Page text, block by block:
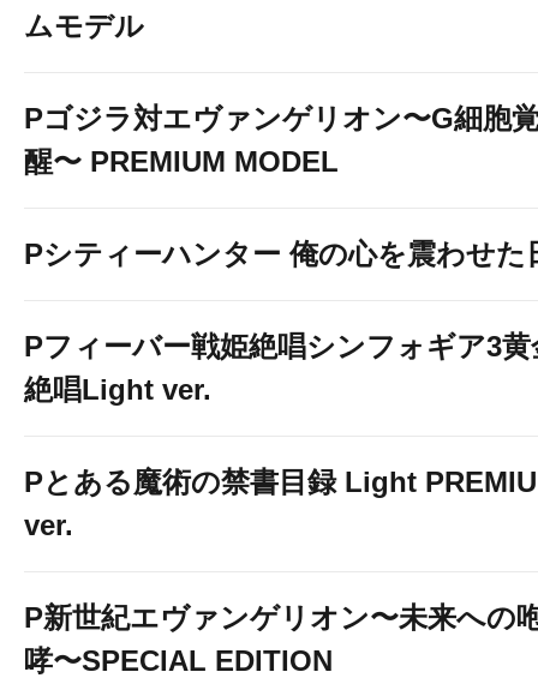
ポチッとね♪
ムモデル
Pゴジラ対エヴァンゲリオン〜G細胞
醒〜 PREMIUM MODEL
Pシティーハンター 俺の心を震わせた
Pフィーバー戦姫絶唱シンフォギア3黄
絶唱Light ver.
Pとある魔術の禁書目録 Light
ver.
P新世紀エヴァンゲリオン〜未来への
哮〜SPECIAL EDITION